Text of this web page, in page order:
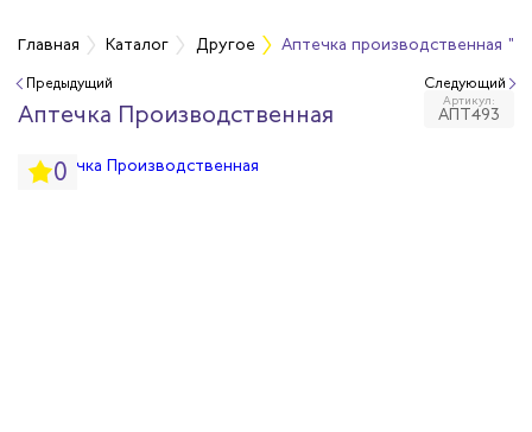
Главная Каталог Другое Аптечка производственная
Предыдущий
Аптечка Производственная Артикул:
АПТ493
0
Следующий